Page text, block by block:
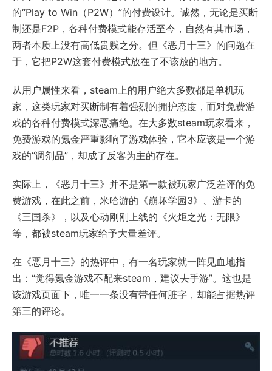
的“Play to Win（P2W）”的付费设计。诚然，无论是买断
制还是F2P，各种付费模式能存活至今，自然有其市场，
两者本质上没有高低贵贱之分。但《恶月十三》的问题在
于，它把P2W这套付费模式放在了不该放的地方。
从用户属性来看，steam上的用户绝大多数都是单机玩
家，这类玩家对买断制有着强烈的拥护态度，而对免费游
戏的各种付费模式深恶痛绝。在大多数steam玩家看来，
免费游戏的氪金严重影响了游戏体验，它本应该是一个游
戏的“调剂品”，却成了反客为主的存在。
实际上，《恶月十三》并不是第一款被玩家广泛差评的免
费游戏，在此之前，米哈游的《崩坏学园3》、游卡的
《三国杀》，以及心动刚刚上线的《火炬之光：无限》
等，都被steam玩家给予大量差评。
在《恶月十三》的热评中，有一名玩家就一阵见血地指
出：“觉得氪金游戏不配来steam，建议去手游”。这也是
该游戏页面下，唯一一条没有带任何脏字，却能占据热评
第三的评论。